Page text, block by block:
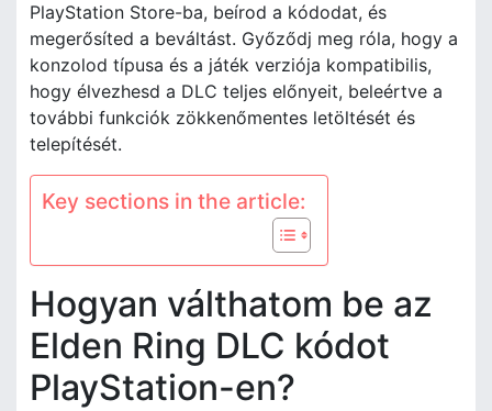
PlayStation Store-ba, beírod a kódodat, és
megerősíted a beváltást. Győződj meg róla, hogy a
konzolod típusa és a játék verziója kompatibilis,
hogy élvezhesd a DLC teljes előnyeit, beleértve a
további funkciók zökkenőmentes letöltését és
telepítését.
Key sections in the article:
Hogyan válthatom be az
Elden Ring DLC kódot
PlayStation-en?